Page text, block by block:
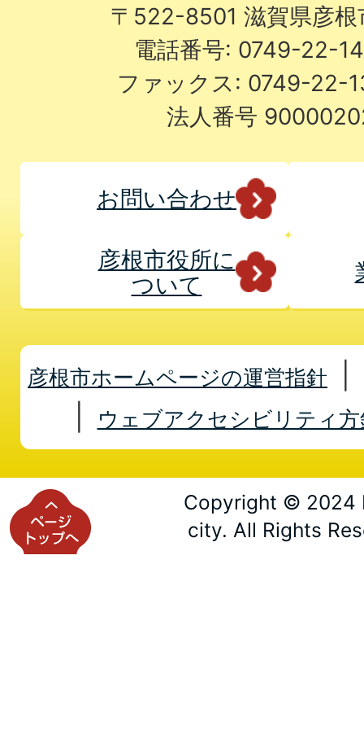
〒522-8501 滋賀県彦
電話番号: 0749-22-
ファックス: 0749-22-
法人番号
お問い合わせ
彦根市役所に
ついて
彦根市ホームページの運営指針
ウェブアクセシビリティ方
Copyright © 2024
city. All Rights